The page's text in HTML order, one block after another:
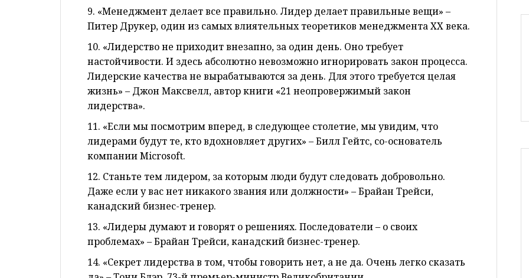
9. «Менеджмент делает все правильно. Лидер делает правильные вещи» –
Питер Друкер, один из самых влиятельных теоретиков менеджмента XX века.
10. «Лидерство не приходит внезапно, за один день. Оно требует
настойчивости. И здесь абсолютно невозможно игнорировать закон процесса.
Лидерские качества не вырабатываются за день. Для этого требуется целая
жизнь» – Джон Максвелл, автор книги «21 неопровержимый закон
лидерства».
11. «Если мы посмотрим вперед, в следующее столетие, мы увидим, что
лидерами будут те, кто вдохновляет других» – Билл Гейтс, со-основатель
компании Microsoft.
12. Станьте тем лидером, за которым люди будут следовать добровольно.
Даже если у вас нет никакого звания или должности» – Брайан Трейси,
канадский бизнес-тренер.
13. «Лидеры думают и говорят о решениях. Последователи – о своих
проблемах» – Брайан Трейси, канадский бизнес-тренер.
14. «Секрет лидерства в том, чтобы говорить нет, а не да. Очень легко сказать